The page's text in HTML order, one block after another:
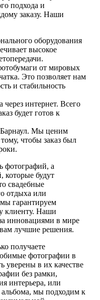
подхода и
заказу. Наши
оборудования
высокое
от мировых
Это позволяет нам
и стабильность
через интернет. Всего
будет готов к
Барнаул. Мы ценим
чтобы заказ был
фотографий, а
которые будут
свадебные
отдыха или
гарантируем
клиенту. Наши
инновациями в мире
лучшие решения.
получаете
фотографии в
уверены в их качестве
без рамки,
интерьера, или
альбома, мы подходим к